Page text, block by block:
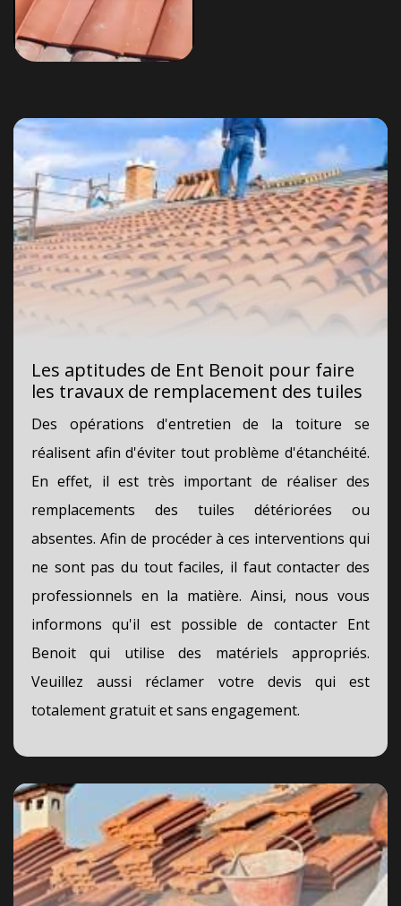
Les aptitudes de Ent Benoit pour faire
les travaux de remplacement des tuiles
Des opérations d'entretien de la toiture se
réalisent afin d'éviter tout problème d'étanchéité.
En effet, il est très important de réaliser des
remplacements des tuiles détériorées ou
absentes. Afin de procéder à ces interventions qui
ne sont pas du tout faciles, il faut contacter des
professionnels en la matière. Ainsi, nous vous
informons qu'il est possible de contacter Ent
Benoit qui utilise des matériels appropriés.
Veuillez aussi réclamer votre devis qui est
totalement gratuit et sans engagement.